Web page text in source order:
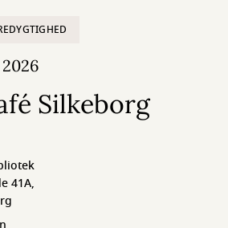
Silkeborg
41A,